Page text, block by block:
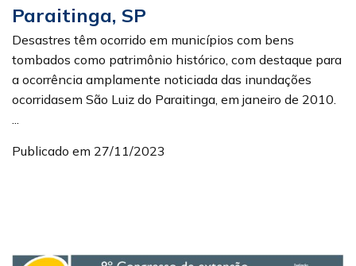
Paraitinga, SP
Desastres têm ocorrido em municípios com bens
tombados como patrimônio histórico, com destaque para
a ocorrência amplamente noticiada das inundações
ocorridasem São Luiz do Paraitinga, em janeiro de 2010.
Publicado em 27/11/2023